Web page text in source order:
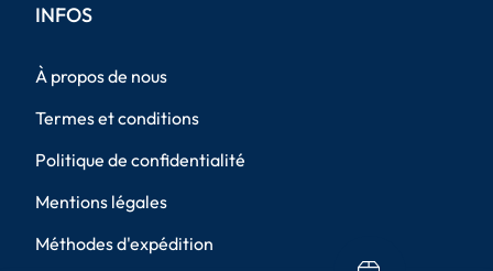
INFOS
À propos de nous
Termes et conditions
Politique de confidentialité
Mentions légales
Méthodes d'expédition